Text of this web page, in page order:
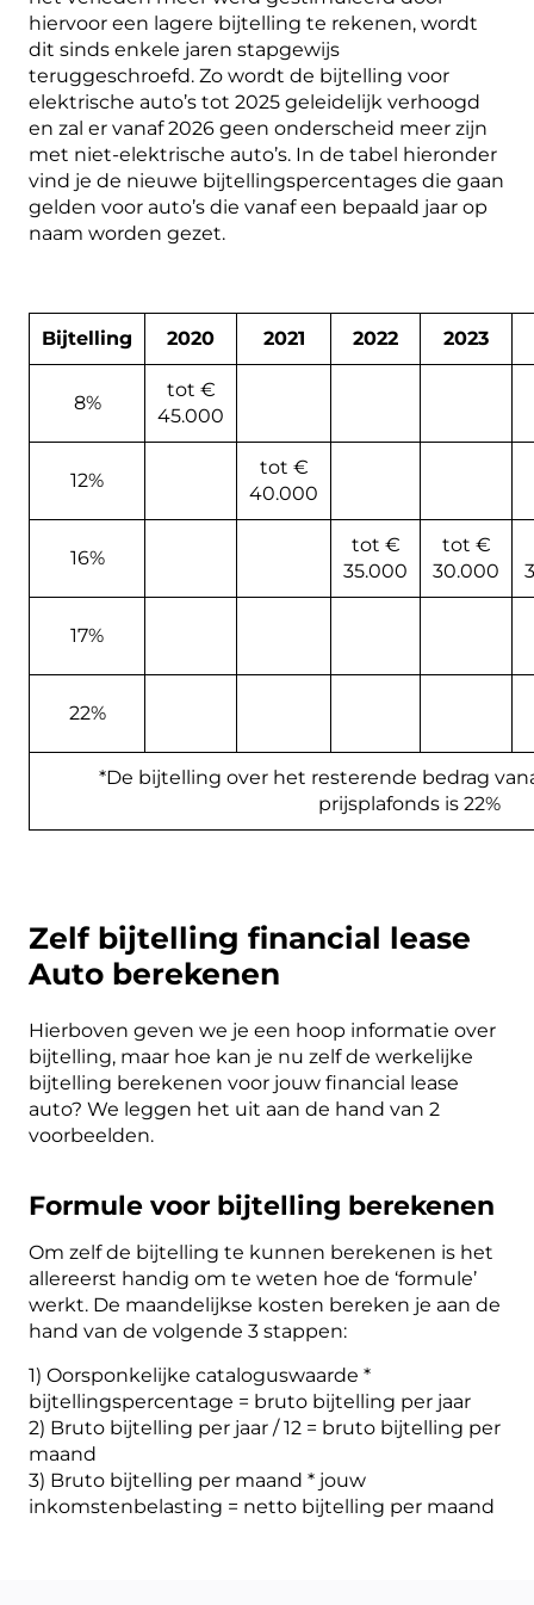
hiervoor een lagere bijtelling te rekenen, wordt
dit sinds enkele jaren stapgewijs
teruggeschroefd. Zo wordt de bijtelling voor
elektrische auto’s tot 2025 geleidelijk verhoogd
en zal er vanaf 2026 geen onderscheid meer zijn
met niet-elektrische auto’s. In de tabel hieronder
vind je de nieuwe bijtellingspercentages die gaan
gelden voor auto’s die vanaf een bepaald jaar op
naam worden gezet.
Bijtelling 2020 2021 2022 2023
8%
tot €
45.000
12%
tot €
40.000
16%
tot €
35.000
tot €
30.000
17%
22%
*De bijtelling over het resterende bedrag
prijsplafonds is 22%
Zelf bijtelling financial lease
Auto berekenen
Hierboven geven we je een hoop informatie over
bijtelling, maar hoe kan je nu zelf de werkelijke
bijtelling berekenen voor jouw financial lease
auto? We leggen het uit aan de hand van 2
voorbeelden.
Formule voor bijtelling berekenen
Om zelf de bijtelling te kunnen berekenen is het
allereerst handig om te weten hoe de ‘formule’
werkt. De maandelijkse kosten bereken je aan de
hand van de volgende 3 stappen:
1) Oorsponkelijke cataloguswaarde *
bijtellingspercentage = bruto bijtelling per jaar
2) Bruto bijtelling per jaar / 12 = bruto bijtelling per
maand
3) Bruto bijtelling per maand * jouw
inkomstenbelasting = netto bijtelling per maand